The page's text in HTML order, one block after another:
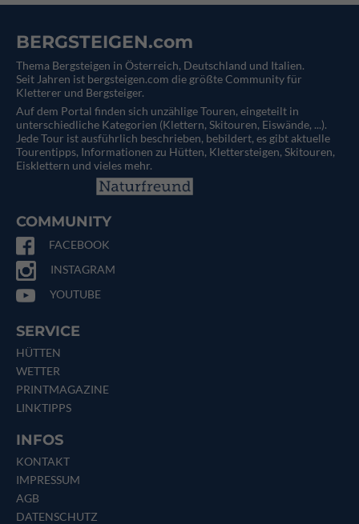
BERGSTEIGEN.com
Thema Bergsteigen in Österreich, Deutschland und Italien.
Seit Jahren ist bergsteigen.com die größte Community für
Kletterer und Bergsteiger.
Auf dem Portal finden sich unzählige Touren, eingeteilt in
unterschiedliche Kategorien (Klettern, Skitouren, Eiswände, ...).
Jede Tour ist ausführlich beschrieben, bebildert, es gibt aktuelle
Tourentipps, Informationen zu Hütten, Klettersteigen, Skitouren,
Eisklettern und vieles mehr.
COMMUNITY
FACEBOOK
INSTAGRAM
YOUTUBE
SERVICE
HÜTTEN
WETTER
PRINTMAGAZINE
LINKTIPPS
INFOS
KONTAKT
IMPRESSUM
AGB
DATENSCHUTZ